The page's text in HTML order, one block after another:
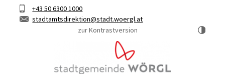
Hauptinhalt
KurztasteTelefon+43 50 6300 1000
E-
stadtamtsdirektion
stadt.woergl.at
zur Kontrastversion